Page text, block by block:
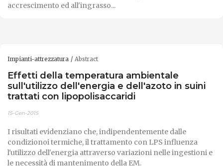
accrescimento ed all'ingrasso...
Impianti-attrezzatura Abstract
Effetti della temperatura ambientale
sull'utilizzo dell'energia e dell'azoto in suini
trattati con lipopolisaccaridi
15-Gen-2015
I risultati evidenziano che, indipendentemente dalle
condizionoi termiche, il trattamento con LPS influenza
l'utilizzo dell'energia attraverso variazioni nelle ingestioni e
le necessità di mantenimento della EM.